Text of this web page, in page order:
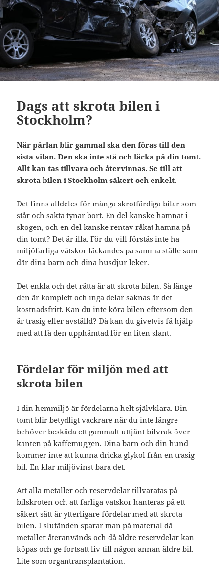
Dags att skrota bilen i
Stockholm?
När pärlan blir gammal ska den föras till den
sista vilan. Den ska inte stå och läcka på din tomt.
Allt kan tas tillvara och återvinnas. Se till att
skrota bilen i Stockholm säkert och enkelt.
Det finns alldeles för många skrotfärdiga bilar som
står och sakta tynar bort. En del kanske hamnat i
skogen, och en del kanske rentav råkat hamna på
din tomt? Det är illa. För du vill förstås inte ha
miljöfarliga vätskor läckandes på samma ställe som
där dina barn och dina husdjur leker.
Det enkla och det rätta är att skrota bilen. Så länge
den är komplett och inga delar saknas är det
kostnadsfritt. Kan du inte köra bilen eftersom den
är trasig eller avställd? Då kan du givetvis få hjälp
med att få den upphämtad för en liten slant.
Fördelar för miljön med att
skrota bilen
I din hemmiljö är fördelarna helt självklara. Din
tomt blir betydligt vackrare när du inte längre
behöver beskåda ett gammalt uttjänt bilvrak över
kanten på kaffemuggen. Dina barn och din hund
kommer inte att kunna dricka glykol från en trasig
bil. En klar miljövinst bara det.
Att alla metaller och reservdelar tillvaratas på
bilskroten och att farliga vätskor hanteras på ett
säkert sätt är ytterligare fördelar med att skrota
bilen. I slutänden sparar man på material då
metaller återanvänds och då äldre reservdelar kan
köpas och ge fortsatt liv till någon annan äldre bil.
Lite som organtransplantation.